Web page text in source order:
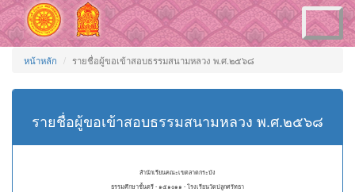
Toggle
navigation
หน้าหลัก รายชื่อผู้ขอเข้าสอบธรรมสนามหลวง พ.ศ.๒๕๖๘
รายชื่อผู้ขอเข้าสอบธรรมสนามหลวง พ.ศ.๒๕๖๘
สำนักเรียนคณะเขตลาดกระบัง
ธรรมศึกษาชั้นตรี - ๑๕๑๐๑๑ - โรงเรียนวัดปลูกศรัทธา